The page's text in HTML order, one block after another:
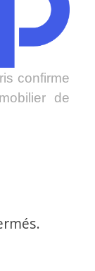
confirme
de